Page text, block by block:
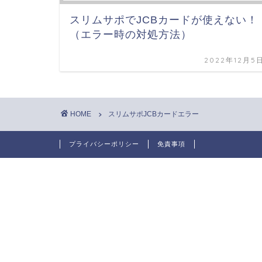
スリムサポでJCBカードが使えない！
（エラー時の対処方法）
2022年12月5
HOME スリムサポJCBカードエラー
プライバシーポリシー 免責事項